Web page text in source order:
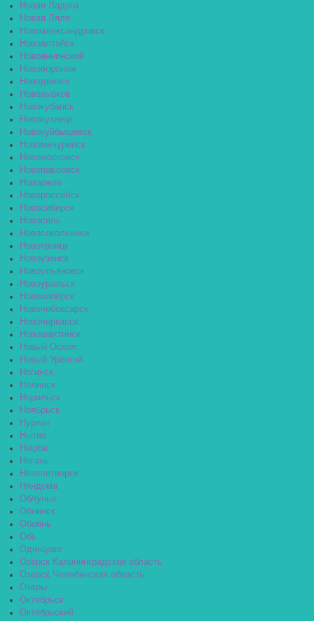
Новая Ладога
Новая Ляля
Новоалександровск
Новоалтайск
Новоаннинский
Нововоронеж
Новодвинск
Новозыбков
Новокубанск
Новокузнецк
Новокуйбышевск
Новомичуринск
Новомосковск
Новопавловск
Новоржев
Новороссийск
Новосибирск
Новосиль
Новосокольники
Новотроицк
Новоузенск
Новоульяновск
Новоуральск
Новохопёрск
Новочебоксарск
Новочеркасск
Новошахтинск
Новый Оскол
Новый Уренгой
Ногинск
Нолинск
Норильск
Ноябрьск
Нурлат
Нытва
Нюрба
Нягань
Нязелетворск
Няндома
Облучье
Обнинск
Обоянь
Обь
Одинцово
Озёрск Калининградская область
Озерск Челябинская область
Озеры
Октябрьск
Октябрьский